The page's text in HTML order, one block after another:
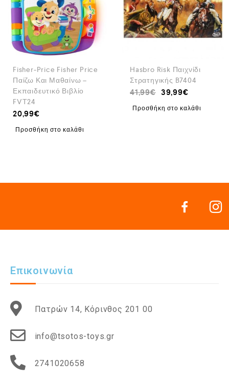
Fisher-Price Fisher Price
Παίζω Και Μαθαίνω –
Εκπαιδευτικό Βιβλίο
FVT24
20,99€
Προσθήκη στο καλάθι
Hasbro Risk Παιχνίδι
Στρατηγικής B7404
41,99€ 39,99€
Προσθήκη στο καλάθι
Επικοινωνία
Πατρών 14, Κόρινθος 201 00
info@tsotos-toys.gr
2741020658